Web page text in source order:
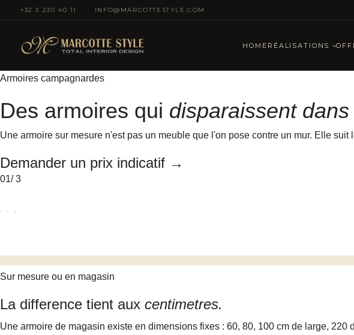
+32 3 230 40 11 · INFO@MARCOTTESTYLE.COM
HOME RÉALISATIONS
Armoires campagnardes
Des armoires qui disparaissent
Une armoire sur mesure n'est pas un meuble que l'on pose contre un mur. Elle
Demander un prix indicatif →
01/ 3
Sur mesure ou en magasin
La difference tient aux centimetres.
Une armoire de magasin existe en dimensions fixes : 60, 80, 100 cm de large,